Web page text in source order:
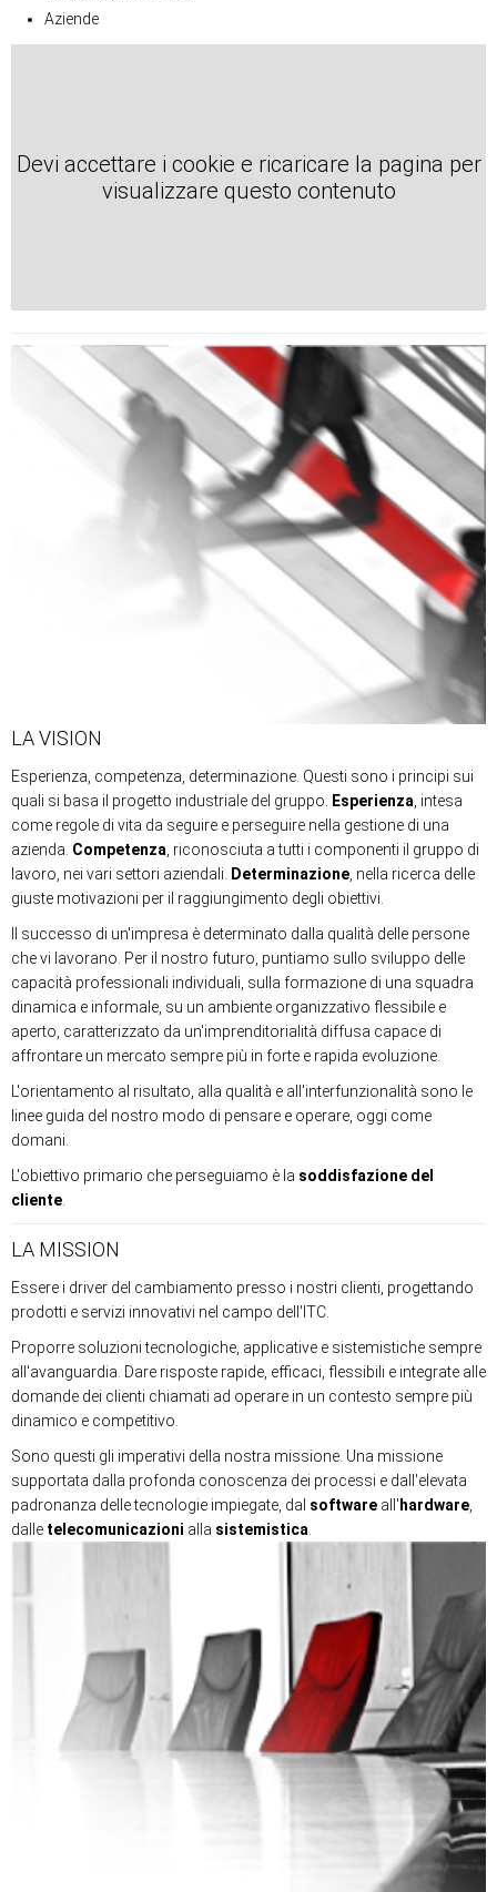
Aziende
Devi accettare i cookie e ricaricare la pagina per
visualizzare questo contenuto
LA VISION
Esperienza, competenza, determinazione. Questi sono i principi sui
quali si basa il progetto industriale del gruppo.
Esperienza , intesa
come regole di vita da seguire e perseguire nella gestione di una
azienda. Competenza , riconosciuta a tutti i componenti il gruppo di
lavoro, nei vari settori aziendali.
Determinazione , nella ricerca delle
giuste motivazioni per il raggiungimento degli obiettivi.
Il successo di un'impresa è determinato dalla qualità delle persone
che vi lavorano. Per il nostro futuro, puntiamo sullo sviluppo delle
capacità professionali individuali, sulla formazione di una squadra
dinamica e informale, su un ambiente organizzativo flessibile e
aperto, caratterizzato da un'imprenditorialità diffusa capace di
affrontare un mercato sempre più in forte e rapida evoluzione.
L'orientamento al risultato, alla qualità e all'interfunzionalità sono le
linee guida del nostro modo di pensare e operare, oggi come
domani.
L'obiettivo primario che perseguiamo è la soddisfazione del
cliente
LA MISSION
Essere i driver del cambiamento presso i nostri clienti, progettando
prodotti e servizi innovativi nel campo dell'ITC.
Proporre soluzioni tecnologiche, applicative e sistemistiche sempre
all'avanguardia. Dare risposte rapide, efficaci, flessibili e integrate alle
domande dei clienti chiamati ad operare in un contesto sempre più
dinamico e competitivo.
Sono questi gli imperativi della nostra missione. Una missione
supportata dalla profonda conoscenza dei processi e dall'elevata
padronanza delle tecnologie impiegate, dal software all' hardware
dalle telecomunicazioni alla sistemistica